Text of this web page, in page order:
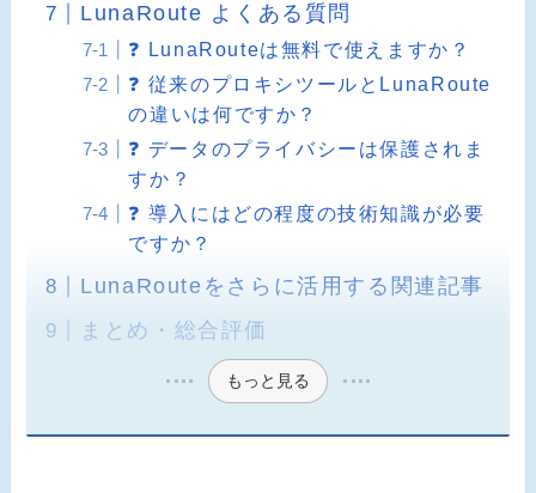
LunaRoute よくある質問
❓ LunaRouteは無料で使えますか？
❓ 従来のプロキシツールとLunaRoute
の違いは何ですか？
❓ データのプライバシーは保護されま
すか？
❓ 導入にはどの程度の技術知識が必要
ですか？
LunaRouteをさらに活用する関連記事
まとめ・総合評価
もっと見る